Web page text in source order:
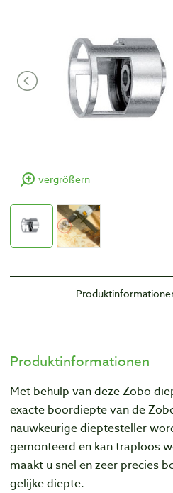
vergrößern
Produktinformationen
Met behulp van deze Zobo
exacte boordiepte van de
nauwkeurige dieptesteller
gemonteerd en kan traploos
maakt u snel en zeer precies
gelijke diepte.